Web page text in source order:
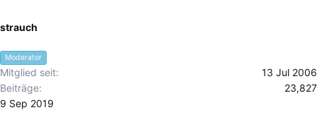
n
n
:
strauch
Moderator
Mitglied seit
13 Jul 2006
Beiträge
23,827
9 Sep 2019